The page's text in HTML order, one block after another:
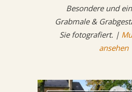
Besondere und
Grabmale &
Sie fotografiert. |
ansehen